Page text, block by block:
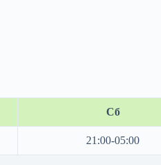
Сб
21:00-05:00